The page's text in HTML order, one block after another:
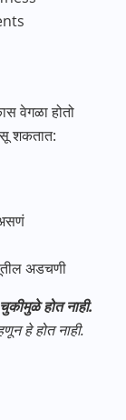
वेगळा होतो
शकतात:
अडचणी
होत नाही.
हे होत नाही.